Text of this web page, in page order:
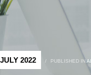
2022 / PUBLISHED IN